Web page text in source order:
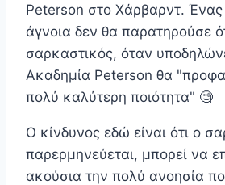
Peterson στο Χάρβαρντ.
άγνοια δεν θα παρατηρούσε
σαρκαστικός, όταν
Ακαδημία Peterson θα
πολύ καλύτερη ποιότητα" 🧐
Ο κίνδυνος εδώ είναι ότι ο
παρερμηνεύεται, μπορεί να
ακούσια την πολύ ανοησία